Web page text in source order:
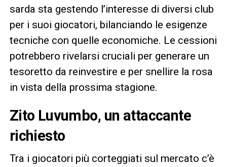
sarda sta gestendo l’interesse di diversi club
per i suoi giocatori, bilanciando le esigenze
tecniche con quelle economiche. Le cessioni
potrebbero rivelarsi cruciali per generare un
tesoretto da reinvestire e per snellire la rosa
in vista della prossima stagione.
Zito Luvumbo, un attaccante
richiesto
Tra i giocatori più corteggiati sul mercato c’è